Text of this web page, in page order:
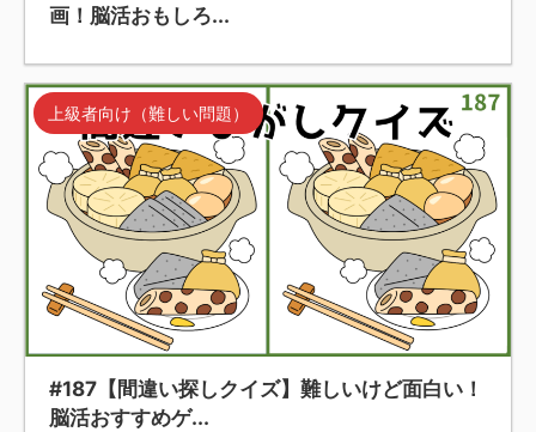
画！脳活おもしろ...
上級者向け（難しい問題）
#187【間違い探しクイズ】難しいけど面白い！
脳活おすすめゲ...